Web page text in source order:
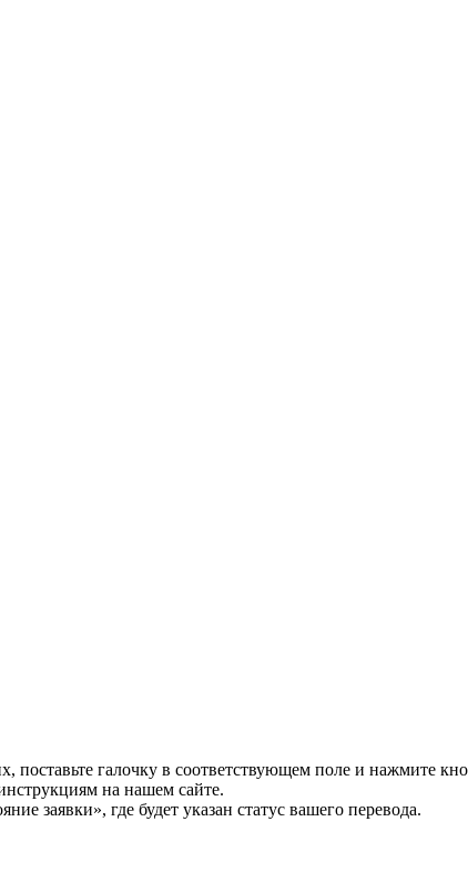
поставьте галочку в соответствующем поле и нажмите
на нашем сайте.
заявки», где будет указан статус вашего перевода.